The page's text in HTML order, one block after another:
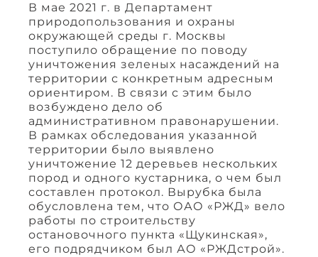
В мае 2021 г. в Департамент
природопользования и охраны
окружающей среды г. Москвы
поступило обращение по поводу
уничтожения зеленых насаждений на
территории с конкретным адресным
ориентиром. В связи с этим было
возбуждено дело об
административном правонарушении.
В рамках обследования указанной
территории было выявлено
уничтожение 12 деревьев нескольких
пород и одного кустарника, о чем был
составлен протокол. Вырубка была
обусловлена тем, что ОАО «РЖД» вело
работы по строительству
остановочного пункта «Щукинская»,
его подрядчиком был АО «РЖДстрой».